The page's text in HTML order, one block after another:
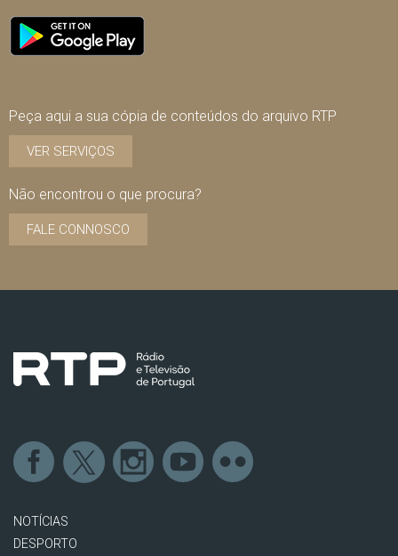
Peça aqui a sua cópia de conteúdos do arquivo RTP
VER SERVIÇOS
Não encontrou o que procura?
FALE CONNOSCO
NOTÍCIAS
DESPORTO